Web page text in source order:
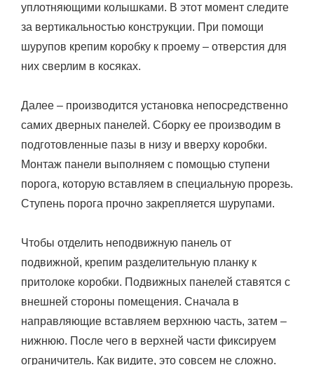
уплотняющими колышками. В этот момент следите
за вертикальностью конструкции. При помощи
шурупов крепим коробку к проему – отверстия для
них сверлим в косяках.
Далее – производится установка непосредственно
самих дверных панелей. Сборку ее производим в
подготовленные пазы в низу и вверху коробки.
Монтаж панели выполняем с помощью ступени
порога, которую вставляем в специальную прорезь.
Ступень порога прочно закрепляется шурупами.
Чтобы отделить неподвижную панель от
подвижной, крепим разделительную планку к
притолоке коробки. Подвижных панелей ставятся с
внешней стороны помещения. Сначала в
направляющие вставляем верхнюю часть, затем –
нижнюю. После чего в верхней части фиксируем
ограничитель. Как видите, это совсем не сложно.